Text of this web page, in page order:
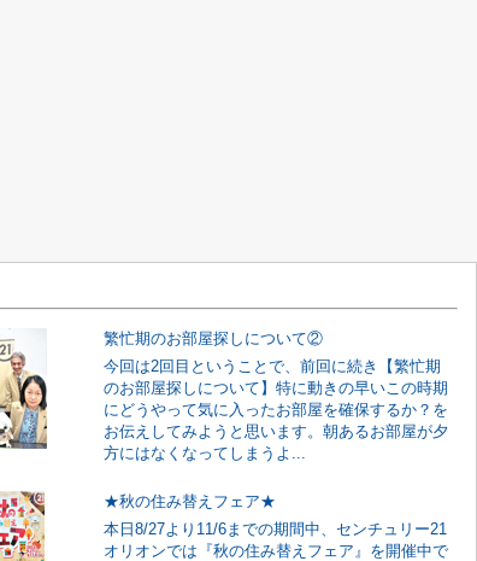
繁忙期のお部屋探しについて②
今回は2回目ということで、前回に続き【繁忙期
のお部屋探しについて】特に動きの早いこの時期
にどうやって気に入ったお部屋を確保するか？を
お伝えしてみようと思います。朝あるお部屋が夕
方にはなくなってしまうよ...
★秋の住み替えフェア★
本日8/27より11/6までの期間中、センチュリー21
オリオンでは『秋の住み替えフェア』を開催中で